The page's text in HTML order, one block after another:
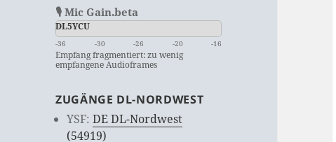
🎙 Mic Gain.beta
DL5YCU
-36 -30 -26 -20 -16
Empfang fragmentiert: zu wenig
empfangene Audioframes
ZUGÄNGE DL-NORDWEST
YSF:DE DL-Nordwest
(54919)